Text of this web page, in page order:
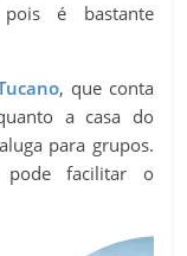
pois é bastante
, que conta
a casa do
para grupos.
facilitar o